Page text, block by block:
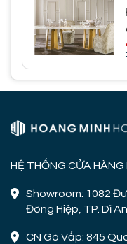
HỆ THỐNG CỬA HÀNG
Showroom: 1082
Đông Hiệp, TP. Dĩ
CN Gò Vấp: 845